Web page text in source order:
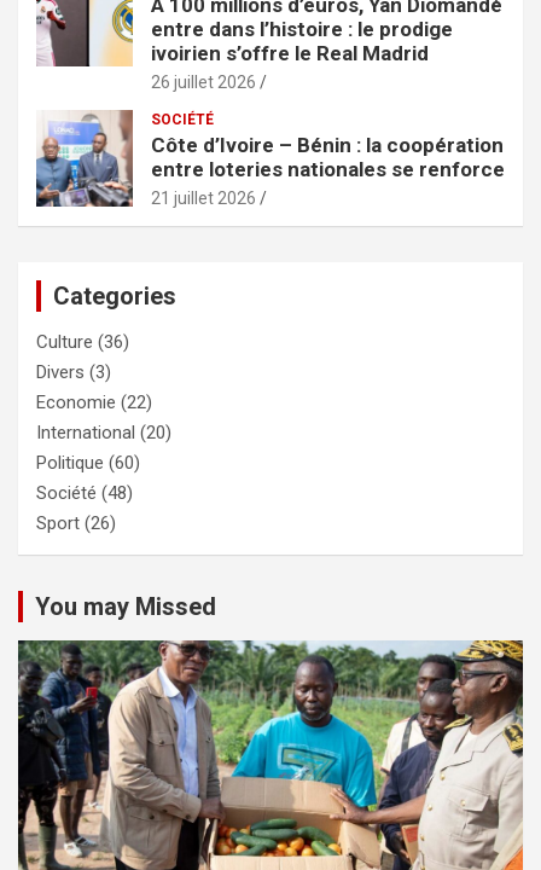
entre dans l’histoire : le prodige
ivoirien s’offre le Real Madrid
26 juillet 2026
SOCIÉTÉ
Côte d’Ivoire – Bénin : la coopération
entre loteries nationales se renforce
21 juillet 2026
Categories
Culture (36)
Divers (3)
Economie (22)
International (20)
Politique (60)
Société (48)
Sport (26)
You may Missed